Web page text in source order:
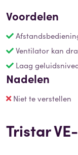
Voordelen
Ventilator kan
Laag
Nadelen
Niet te verstellen
Tristar